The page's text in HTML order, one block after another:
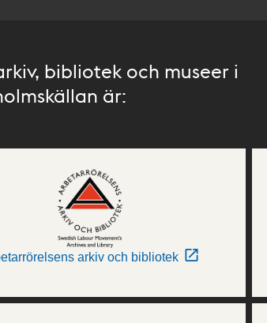
bibliotek och museer i
är:
arkiv och bibliotek